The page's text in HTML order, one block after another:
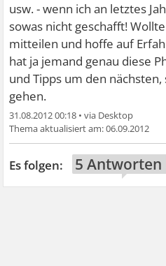
usw. - wenn ich an letztes
sowas nicht geschafft!
mitteilen und hoffe auf
hat ja jemand genau diese
und Tipps um den
gehen.
31.08.2012 00:18 •
06.09.2012
5 Antworten